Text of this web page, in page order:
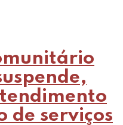
de serviços